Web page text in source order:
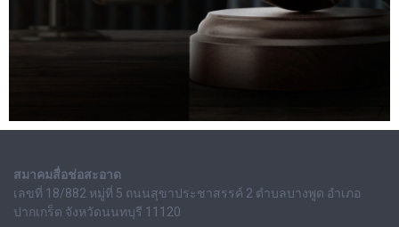
สมาคมสื่อช่อสะอาด
เลขที่ 18/882 หมู่ที่ 5 ถนนสุขาประชาสรรค์ 2 ตำบลบางพูด อำเภอ
ปากเกร็ด จังหวัดนนทบุรี 11120